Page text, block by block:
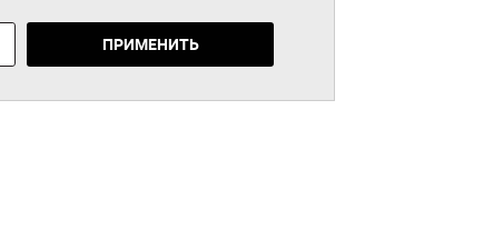
ПРИМЕНИТЬ